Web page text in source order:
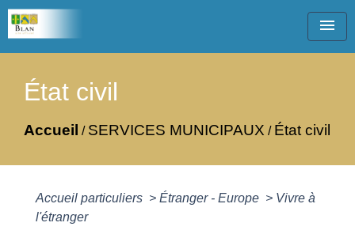
menu
État civil
Accueil / SERVICES MUNICIPAUX / État civil
Accueil particuliers > Étranger - Europe > Vivre à
l'étranger